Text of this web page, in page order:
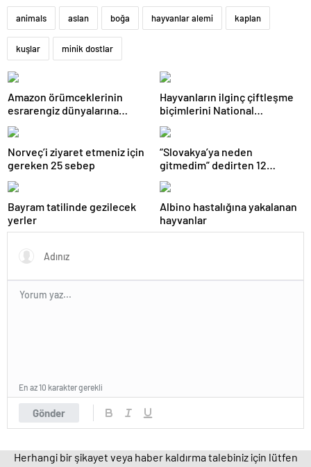
animals aslan boğa hayvanlar alemi kaplan
kuşlar minik dostlar
Amazon örümceklerinin
esrarengiz dünyalarına
Hayvanların ilginç çiftleşme
biçimlerini National
Norveç’i ziyaret etmeniz için
gereken 25 sebep
“Slovakya’ya neden
gitmedim” dedirten 12
Bayram tatilinde gezilecek
yerler
Albino hastalığına yakalanan
hayvanlar
Gönder
En az 10 karakter gerekli
Herhangi bir şikayet veya haber kaldırma talebiniz için lütfen